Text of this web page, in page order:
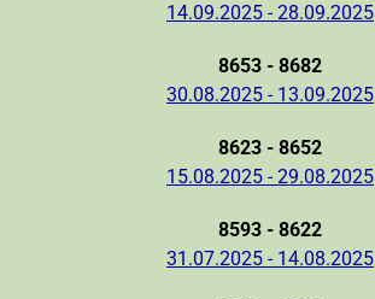
14.09.2025 - 28.09.2025
8653 - 8682
30.08.2025 - 13.09.2025
8623 - 8652
15.08.2025 - 29.08.2025
8593 - 8622
31.07.2025 - 14.08.2025